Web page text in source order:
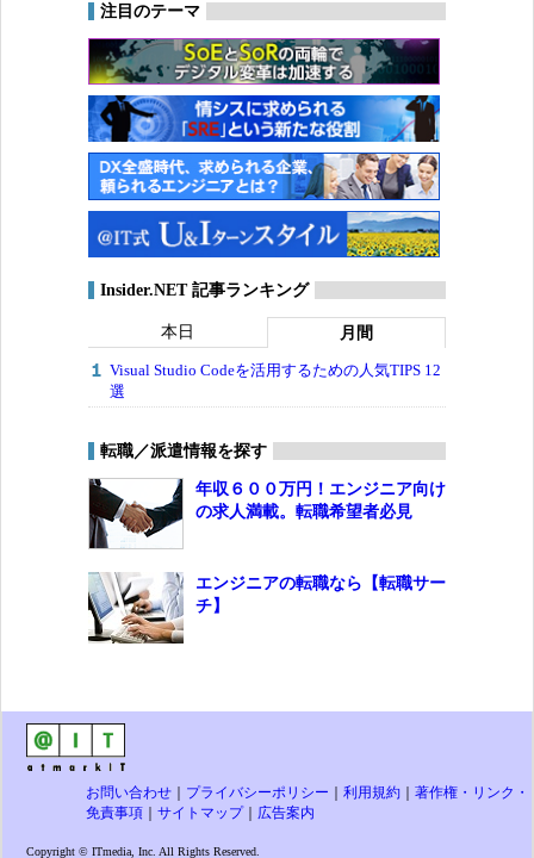
注目のテーマ
Insider.NET 記事ランキング
本日 月間
Visual Studio Codeを活用するための人気TIPS 12
選
転職／派遣情報を探す
年収６００万円！エンジニア向け
の求人満載。転職希望者必見
エンジニアの転職なら【転職サー
チ】
お問い合わせ ｜ プライバシーポリシー ｜ 利用規約 ｜ 著作権・リンク・
免責事項 ｜ サイトマップ｜ 広告案内
Copyright © ITmedia, Inc. All Rights Reserved.